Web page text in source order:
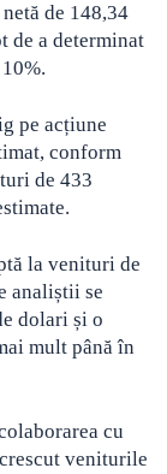
de 148,34
de a determinat
pe acțiune
conform
de 433
la venituri de
analiștii se
dolari și o
mult până în
cu
veniturile